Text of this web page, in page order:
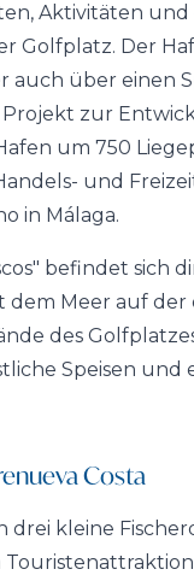
Aktivitäten und
Golfplatz. Der
auch über einen
zur
um 750
und
in Málaga.
befindet sich
Meer auf
des
Speisen und
Costa
kleine